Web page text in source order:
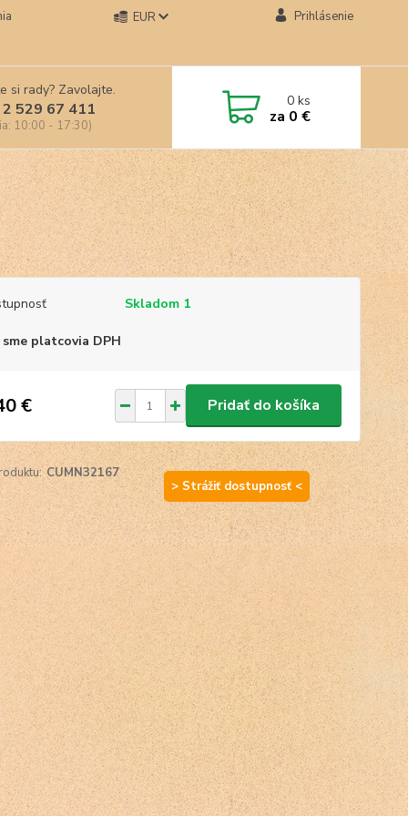
EUR Prihlásenie
si rady? Zavolajte.
529 67 411
10:00 - 17:30)
0ks
za 0 €
Skladom 1
sme platcovia DPH
€ Pridať do košíka
CUMN32167
> Strážiť dostupnosť <